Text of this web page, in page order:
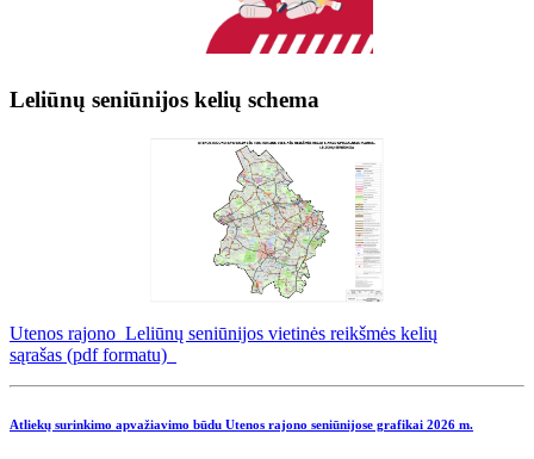
Leliūnų seniūnijos kelių schema
Utenos rajono Leliūnų seniūnijos vietinės reikšmės kelių
sąrašas (pdf formatu)
Atliekų surinkimo apvažiavimo būdu Utenos rajono seniūnijose grafikai 2026 m.